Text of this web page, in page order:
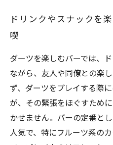
ドリンクやスナックを
喫
ダーツを楽しむバーでは、
ながら、友人や同僚との楽
ず、ダーツをプレイする際
が、その緊張をほぐすため
かせません。バーの定番と
人気で、特にフルーツ系の